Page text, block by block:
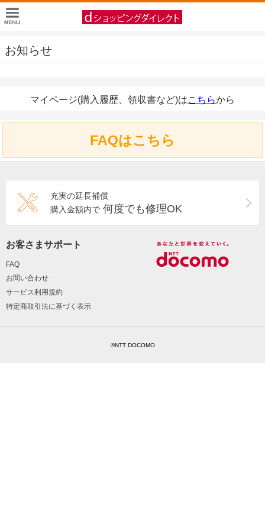
お知らせ
マイページ(購入履歴、領収書など)はこちらから
FAQはこちら
充実の延長補償
購入金額内で 何度でも修理OK
お客さまサポート
FAQ
お問い合わせ
サービス利用規約
特定商取引法に基づく表示
©NTT DOCOMO